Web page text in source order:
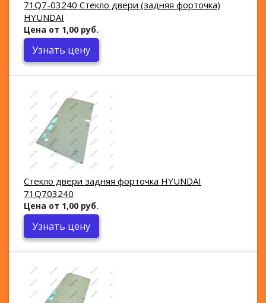
71Q7-03240 Стекло двери (задняя форточка)
HYUNDAI
Цена от 1,00 руб.
Узнать цену
Стекло двери задняя форточка HYUNDAI
71Q703240
Цена от 1,00 руб.
Узнать цену